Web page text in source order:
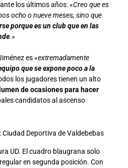
los últimos años: «Creo que es
ocho o nueve meses, sino que
porque es un club que en las
.»
es «extremadamente
que se expone poco a la
los jugadores tienen un alto
de ocasiones para hacer
candidatos al ascenso
Deportiva de Valdebebas
UD. El cuadro blaugrana solo
en segunda posición. Con